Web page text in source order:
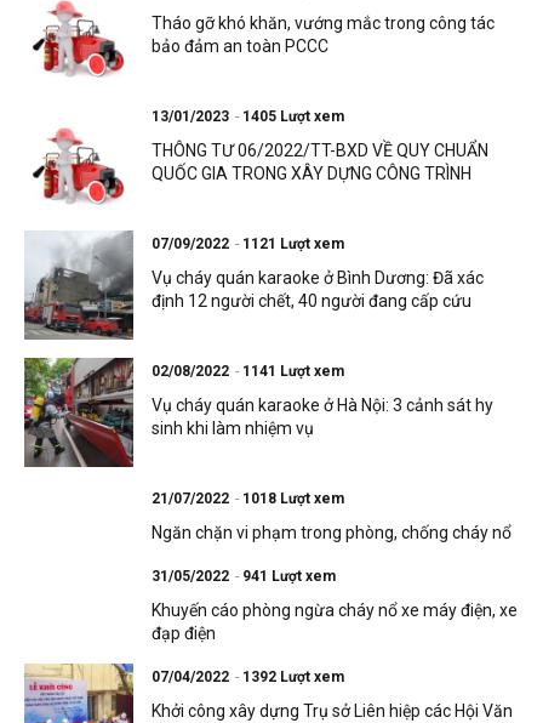
Tháo gỡ khó khăn, vướng mắc trong công tác
bảo đảm an toàn PCCC
13/01/2023 1405 Lượt xem
THÔNG TƯ 06/2022/TT-BXD VỀ QUY CHUẨN
QUỐC GIA TRONG XÂY DỰNG CÔNG TRÌNH
07/09/2022 1121 Lượt xem
Vụ cháy quán karaoke ở Bình Dương: Đã xác
định 12 người chết, 40 người đang cấp cứu
02/08/2022 1141 Lượt xem
Vụ cháy quán karaoke ở Hà Nội: 3 cảnh sát hy
sinh khi làm nhiệm vụ
21/07/2022 1018 Lượt xem
Ngăn chặn vi phạm trong phòng, chống cháy nổ
31/05/2022 941 Lượt xem
Khuyến cáo phòng ngừa cháy nổ xe máy điện, xe
đạp điện
07/04/2022 1392 Lượt xem
Khởi công xây dựng Trụ sở Liên hiệp các Hội Văn